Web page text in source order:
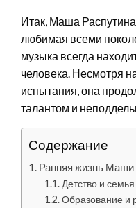
Итак, Маша
любимая всеми
музыка всегда
человека. Несмотря
испытания, она
талантом и
Содержание
Ранняя жизнь Маши
Детство и семья
Образование и